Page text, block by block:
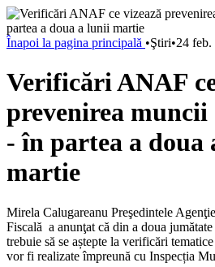
Înapoi la pagina principală •Ştiri•24 feb.
Verificări ANAF
prevenirea muncii
- în partea a doua
martie
Mirela Calugareanu Preşedintele
Fiscală a anunţat că din a doua
trebuie să se aștepte la verificări
vor fi realizate împreună cu Inspecția